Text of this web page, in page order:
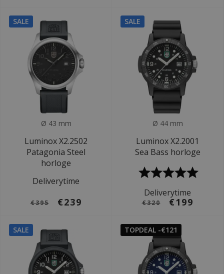
SALE
Ø 43 mm
Luminox X2.2502
Patagonia Steel
horloge
Deliverytime
€395 €239
SALE
Ø 44 mm
Luminox X2.2001
Sea Bass horloge
Deliverytime
€320 €199
SALE TOPDEAL -€121